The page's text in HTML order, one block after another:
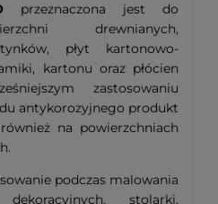
przeznaczona jest do
drewnianych,
płyt kartonowo-
kartonu oraz płócien
zastosowaniu
antykorozyjnego produkt
na powierzchniach
podczas malowania
stolarki,